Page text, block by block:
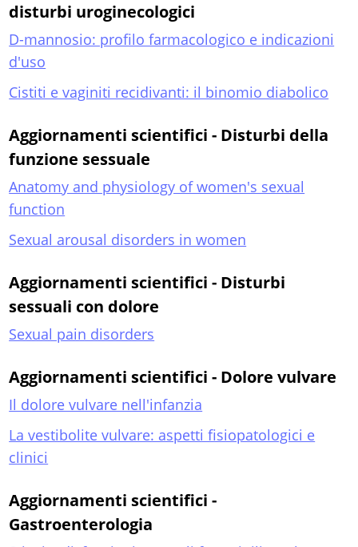
disturbi uroginecologici
D-mannosio: profilo farmacologico e indicazioni
d'uso
Cistiti e vaginiti recidivanti: il binomio diabolico
Aggiornamenti scientifici - Disturbi della
funzione sessuale
Anatomy and physiology of women's sexual
function
Sexual arousal disorders in women
Aggiornamenti scientifici - Disturbi
sessuali con dolore
Sexual pain disorders
Aggiornamenti scientifici - Dolore vulvare
Il dolore vulvare nell'infanzia
La vestibolite vulvare: aspetti fisiopatologici e
clinici
Aggiornamenti scientifici -
Gastroenterologia